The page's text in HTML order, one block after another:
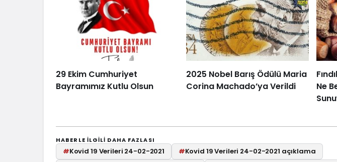
29 Ekim Cumhuriyet
Bayramımız Kutlu Olsun
2025 Nobel Barış Ödülü Maria
Corina Machado’ya Verildi
Ne
HABERLE ILGILI DAHA FAZLASI
#Kovid 19 Verileri 24-02-2021 #Kovid 19 Verileri 24-02-2021 açıklama